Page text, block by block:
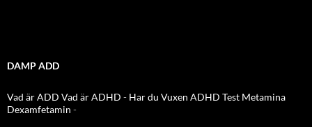
DAMP ADD
Vad är ADD Vad är ADHD - Har du Vuxen ADHD Test Metamina
Dexamfetamin -